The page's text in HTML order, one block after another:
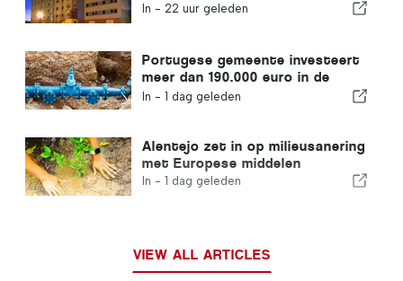
In - 22 uur geleden
Portugese gemeente investeert
meer dan 190.000 euro in de
watervoorziening
In - 1 dag geleden
Alentejo zet in op milieusanering
met Europese middelen
In - 1 dag geleden
VIEW ALL ARTICLES